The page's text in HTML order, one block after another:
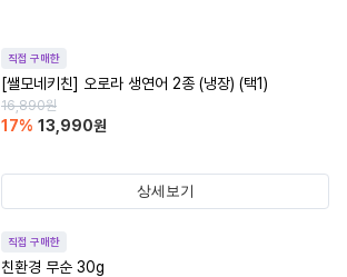
직접 구매한
[쌜모네키친] 오로라 생연어 2종 (냉장) (택1)
16,890원
17% 13,990원
상세보기
직접 구매한
친환경 무순 30g